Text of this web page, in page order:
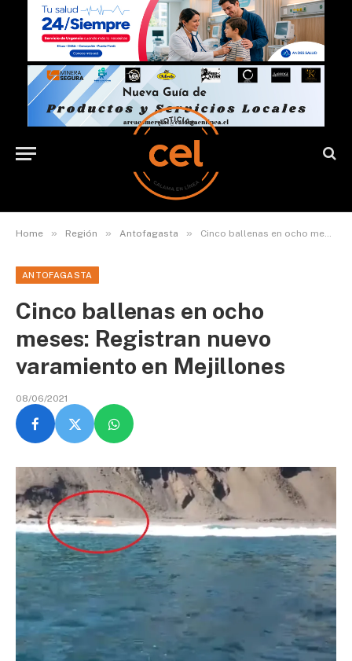
Home » Región » Antofagasta » Cinco ballenas en ocho meses: Registran nuevo varamiento en Mejillones
ANTOFAGASTA
Cinco ballenas en ocho
meses: Registran nuevo
varamiento en Mejillones
08/06/2021